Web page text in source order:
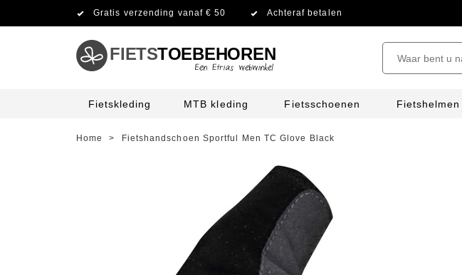
Gratis verzending vanaf € 50 Achteraf betalen
FIETSTOEBEHOREN
Fietskleding MTB kleding Fietsschoenen Fietshelmen
Home > Fietshandschoen Sportful Men TC Glove Black